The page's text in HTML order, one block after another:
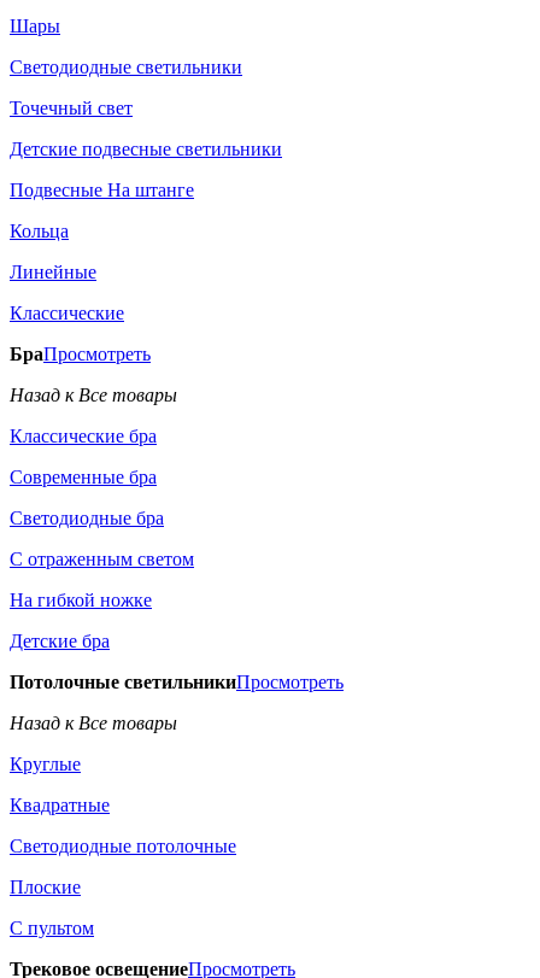
Шары
Светодиодные светильники
Точечный свет
Детские подвесные светильники
Подвесные На штанге
Кольца
Линейные
Классические
БраПросмотреть
Назад к Все товары
Классические бра
Современные бра
Светодиодные бра
С отраженным светом
На гибкой ножке
Детские бра
Потолочные светильникиПросмотреть
Назад к Все товары
Круглые
Квадратные
Светодиодные потолочные
Плоские
С пультом
Трековое освещениеПросмотреть